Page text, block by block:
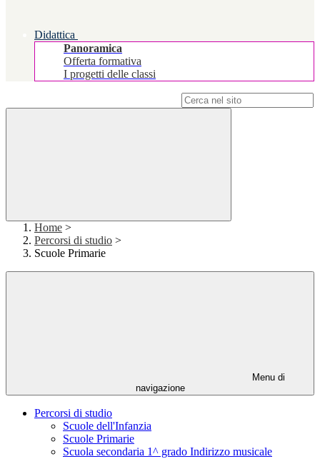
Didattica
Panoramica
Offerta formativa
I progetti delle classi
Home >
Percorsi di studio >
Scuole Primarie
Menu di
navigazione
Percorsi di studio
Scuole dell'Infanzia
Scuole Primarie
Scuola secondaria 1^ grado Indirizzo musicale